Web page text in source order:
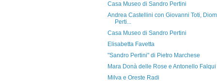
Casa Museo di Sandro Pertini
Andrea Castellini con Giovanni Toti,
Perti...
Casa Museo di Sandro Pertini
Elisabetta Favetta
"Sandro Pertini" di Pietro Marchese
Mara Donà delle Rose e Antonello Falqui
Milva e Oreste Radi